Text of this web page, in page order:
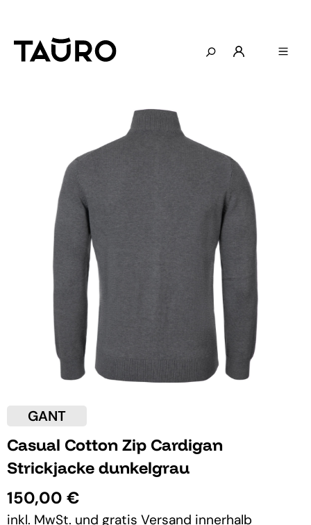
GANT
Casual Cotton Zip Cardigan
Strickjacke dunkelgrau
150,00 €
inkl. MwSt. und gratis Versand innerhalb